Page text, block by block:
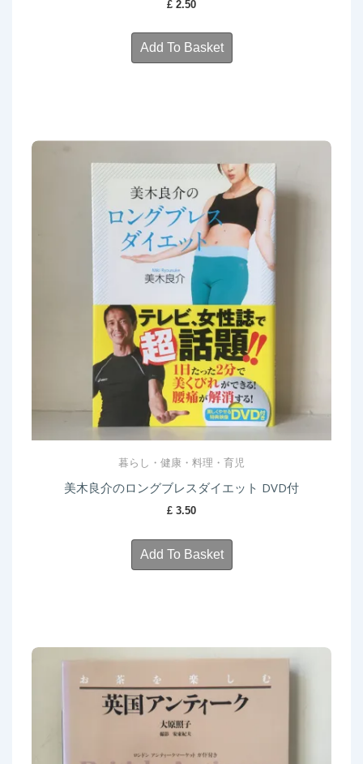
£ 2.50
Add To Basket
暮らし・健康・料理・育児
美木良介のロングブレスダイエット DVD付
£ 3.50
Add To Basket